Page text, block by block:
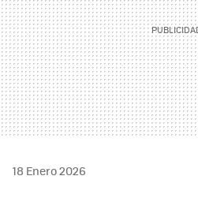
18 Enero 2026